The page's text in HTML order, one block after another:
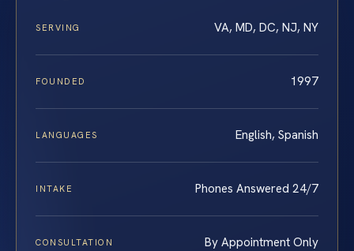
SERVING VA, MD, DC, NJ, NY
FOUNDED 1997
LANGUAGES English, Spanish
INTAKE Phones Answered 24/7
CONSULTATION By Appointment Only